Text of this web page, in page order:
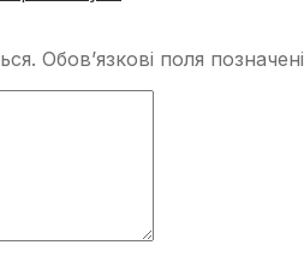
Обов’язкові поля позначені